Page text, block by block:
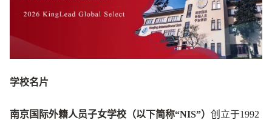
学校名片
南京国际外籍人员子女学校（以下简称“NIS”） 创立于1992